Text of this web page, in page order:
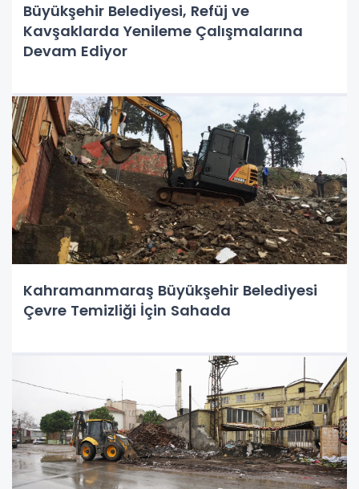
Büyükşehir Belediyesi, Refüj ve
Kavşaklarda Yenileme Çalışmalarına
Devam Ediyor
Kahramanmaraş Büyükşehir Belediyesi
Çevre Temizliği İçin Sahada